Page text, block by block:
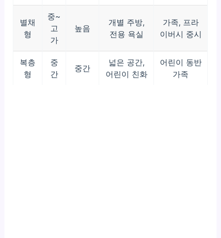
별채
형
중~
고
가
높음
개별 주방,
전용 욕실
가족, 프라
이버시 중시
복층
형
중
간
중간
넓은 공간,
어린이 친화
어린이 동반
가족